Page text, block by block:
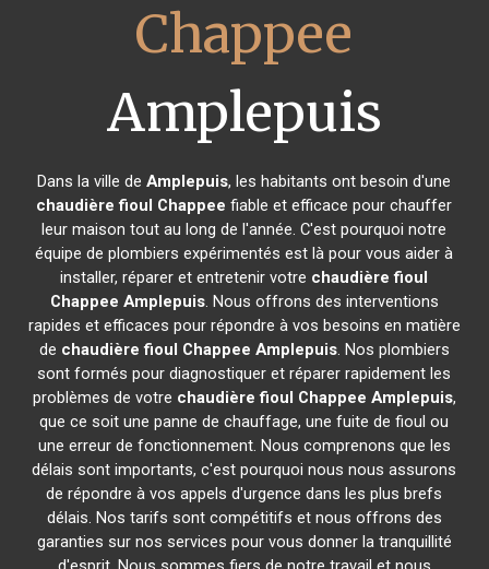
Chappee
Amplepuis
Dans la ville deAmplepuis, les habitants ont besoin d'une
chaudière fioul Chappee fiable et efficace pour chauffer
leur maison tout au long de l'année. C'est pourquoi notre
équipe de plombiers expérimentés est là pour vous aider à
installer, réparer et entretenir votre chaudière fioul
Chappee Amplepuis. Nous offrons des interventions
rapides et efficaces pour répondre à vos besoins en matière
de chaudière fioul Chappee Amplepuis. Nos plombiers
sont formés pour diagnostiquer et réparer rapidement les
problèmes de votre chaudière fioul Chappee Amplepuis,
que ce soit une panne de chauffage, une fuite de fioul ou
une erreur de fonctionnement. Nous comprenons que les
délais sont importants, c'est pourquoi nous nous assurons
de répondre à vos appels d'urgence dans les plus brefs
délais. Nos tarifs sont compétitifs et nous offrons des
garanties sur nos services pour vous donner la tranquillité